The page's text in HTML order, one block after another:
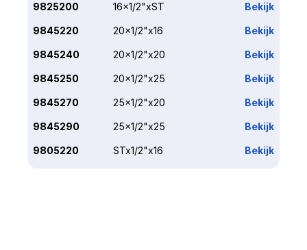
9825200 16x1/2"xST Bekijk
9845220 20x1/2"x16 Bekijk
9845240 20x1/2"x20 Bekijk
9845250 20x1/2"x25 Bekijk
9845270 25x1/2"x20 Bekijk
9845290 25x1/2"x25 Bekijk
9805220 STx1/2"x16 Bekijk